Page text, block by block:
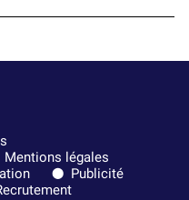
Mentions légales
Publicité